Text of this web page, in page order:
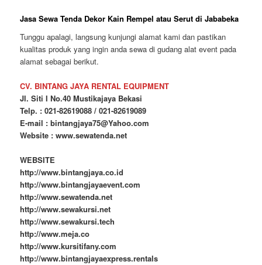
Jasa Sewa Tenda Dekor Kain Rempel atau Serut di Jababeka
Tunggu apalagi, langsung kunjungi alamat kami dan pastikan
kualitas produk yang ingin anda sewa di gudang alat event pada
alamat sebagai berikut.
CV. BINTANG JAYA RENTAL EQUIPMENT
Jl. Siti I No.40 Mustikajaya Bekasi
Telp. : 021-82619088 / 021-82619089
E-mail : bintangjaya75@Yahoo.com
Website : www.sewatenda.net
WEBSITE
http://www.bintangjaya.co.id
http://www.bintangjayaevent.com
http://www.sewatenda.net
http://www.sewakursi.net
http://www.sewakursi.tech
http://www.meja.co
http://www.kursitifany.com
http://www.bintangjayaexpress.rentals